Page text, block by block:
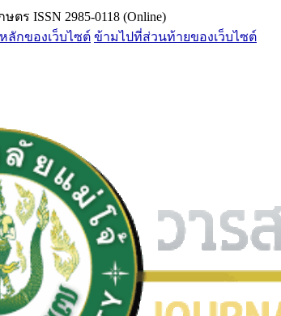
ร ISSN 2985-0118 (Online)
ลักของเว็บไซต์ ข้ามไปที่ส่วนท้ายของเว็บไซต์